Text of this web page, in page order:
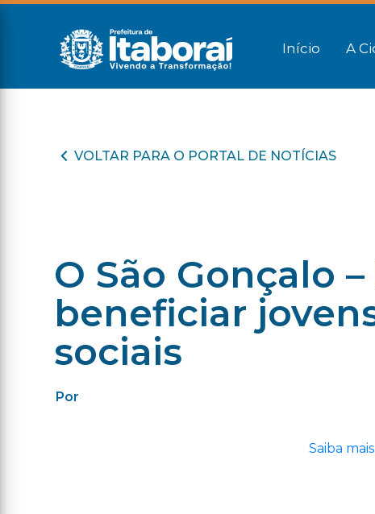
Início A
VOLTAR PARA O PORTAL DE NOTÍCIAS
O São Gonçalo
beneficiar
sociais
Por
Saiba mais.